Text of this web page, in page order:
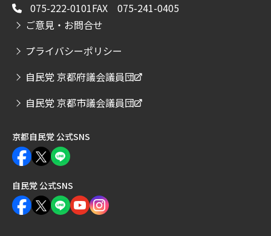
075-222-0101FAX 075-241-0405
ご意見・お問合せ
プライバシーポリシー
自民党 京都府議会議員団
自民党 京都市議会議員団
京都自民党 公式SNS
自民党 公式SNS